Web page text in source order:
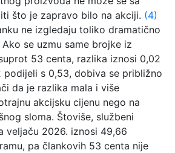
što je zapravo bilo na akciji. (4)
ne izgledaju toliko dramatično
se uzmu same brojke iz
53 centa, razlika iznosi 0,02
podijeli s 0,53, dobiva se približno
da je razlika mala i više
akcijsku cijenu nego na
sloma. Štoviše, službeni
veljaču 2026. iznosi 49,66
pa člankovih 53 centa nije